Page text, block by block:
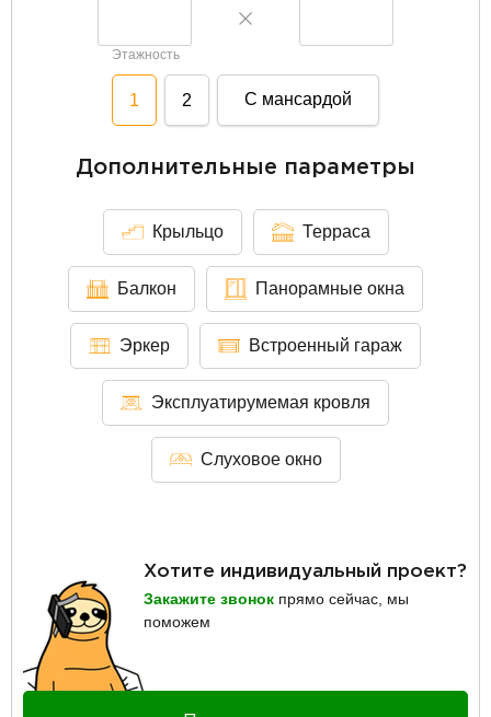
Этажность
1 2 С мансардой
Дополнительные параметры
Крыльцо Терраса
Балкон Панорамные окна
Эркер Встроенный гараж
Эксплуатирумемая кровля
Слуховое окно
Хотите индивидуальный проект?
Закажите звонок прямо сейчас, мы
поможем